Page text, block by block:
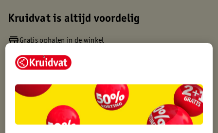
Kruidvat is altijd voordelig
Gratis ophalen in de winkel
Gratis thuisbezorgd vanaf 50.00
Gratis punten met je Kruidvat kaart